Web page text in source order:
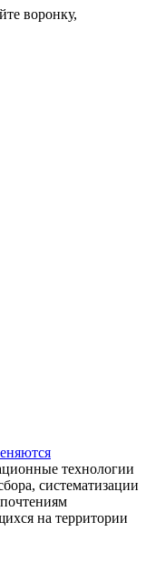
воронку,
технологии
систематизации
на территории